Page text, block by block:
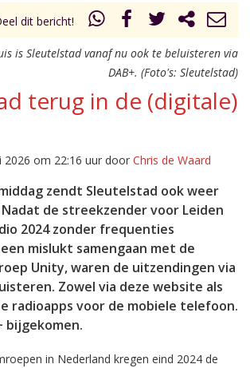
dit bericht!
is Sleutelstad vanaf nu ook te beluisteren via
DAB+. (Foto's: Sleutelstad)
terug in de (digitale)
2026 om 22:16 uur door Chris de Waard
zendt Sleutelstad ook weer
de streekzender voor Leiden
2024 zonder frequenties
mislukt samengaan met de
Unity, waren de uitzendingen via
Zowel via deze website als
radioapps voor de mobiele telefoon.
bijgekomen.
in Nederland kregen eind 2024 de